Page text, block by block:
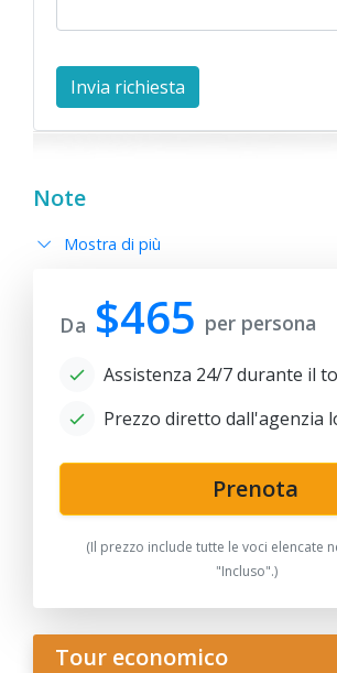
Note
Mostra di più
Da $465 per persona
Assistenza 24/7 durante il
Prezzo diretto dall'agenzia
Prenota
(Il prezzo include tutte le voci elencate
"Incluso".)
Tour economico